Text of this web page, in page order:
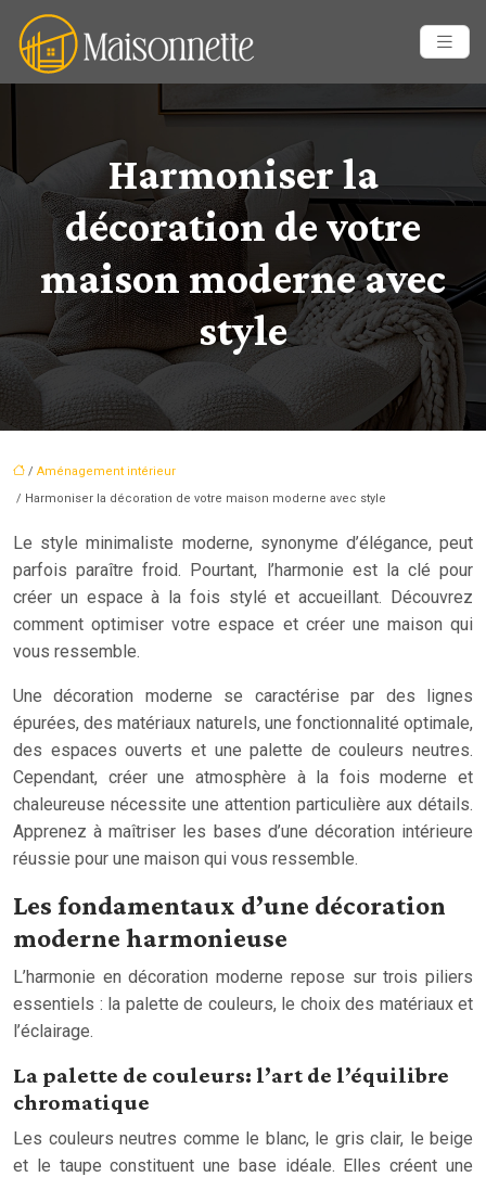
Harmoniser la
décoration de votre
maison moderne avec
style
/ Aménagement intérieur
/ Harmoniser la décoration de votre maison moderne avec style
Le style minimaliste moderne, synonyme d’élégance, peut
parfois paraître froid. Pourtant, l’harmonie est la clé pour
créer un espace à la fois stylé et accueillant. Découvrez
comment optimiser votre espace et créer une maison qui
vous ressemble.
Une décoration moderne se caractérise par des lignes
épurées, des matériaux naturels, une fonctionnalité optimale,
des espaces ouverts et une palette de couleurs neutres.
Cependant, créer une atmosphère à la fois moderne et
chaleureuse nécessite une attention particulière aux détails.
Apprenez à maîtriser les bases d’une décoration intérieure
réussie pour une maison qui vous ressemble.
Les fondamentaux d’une décoration
moderne harmonieuse
L’harmonie en décoration moderne repose sur trois piliers
essentiels : la palette de couleurs, le choix des matériaux et
l’éclairage.
La palette de couleurs: l’art de l’équilibre
chromatique
Les couleurs neutres comme le blanc, le gris clair, le beige
et le taupe constituent une base idéale. Elles créent une